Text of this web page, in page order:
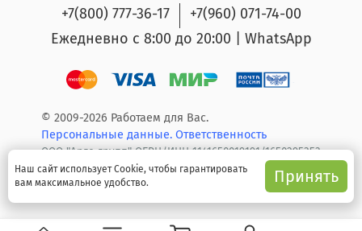
+7(800) 777-36-17
+7(960) 071-74-00
Ежедневно с 8:00 до 20:00 | WhatsApp
© 2009-2026 Работаем для Вас.
Персональные данные. Ответственность
ООО "Арго групп" ОГРН/ИНН 1141650019191/1650295353
Наш сайт использует Cookie, чтобы гарантировать
вам максимальное удобство.
Принять